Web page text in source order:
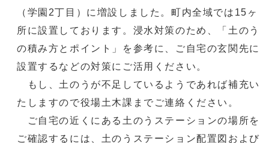
（学園2丁目）に増設しました。町内全域では15ヶ
所に設置しております。浸水対策のため、「土のう
の積み方とポイント」を参考に、ご自宅の玄関先に
設置するなどの対策にご活用ください。
もし、土のうが不足しているようであれば補充い
たしますので役場土木課までご連絡ください。
ご自宅の近くにある土のうステーションの場所を
ご確認するには、土のうステーション配置図および